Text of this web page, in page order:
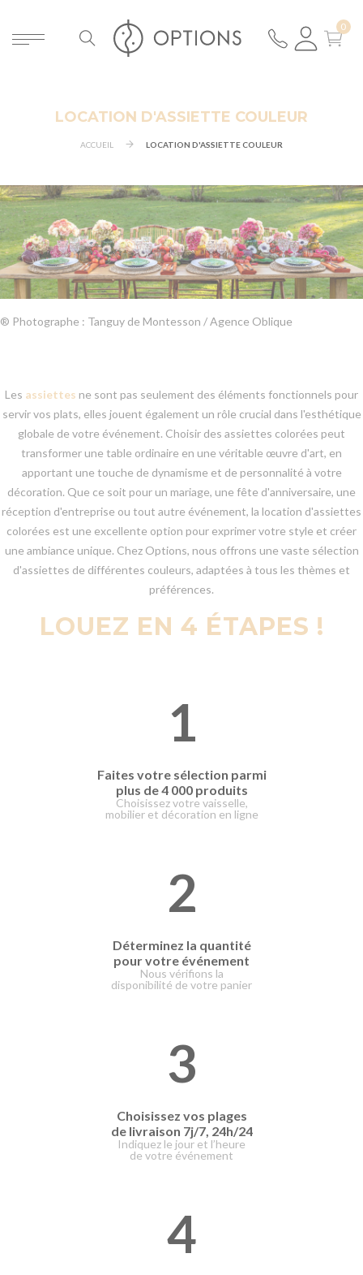
LOCATION D'ASSIETTE COULEUR
ACCUEIL LOCATION D'ASSIETTE COULEUR
® Photographe : Tanguy de Montesson / Agence Oblique
Les assiettes ne sont pas seulement des éléments fonctionnels pour
servir vos plats, elles jouent également un rôle crucial dans l'esthétique
globale de votre événement. Choisir des assiettes colorées peut
transformer une table ordinaire en une véritable œuvre d'art, en
apportant une touche de dynamisme et de personnalité à votre
décoration. Que ce soit pour un mariage, une fête d'anniversaire, une
réception d'entreprise ou tout autre événement, la location d'assiettes
colorées est une excellente option pour exprimer votre style et créer
une ambiance unique. Chez Options, nous offrons une vaste sélection
d'assiettes de différentes couleurs, adaptées à tous les thèmes et
préférences.
LOUEZ EN 4 ÉTAPES !
1
Faites votre sélection parmi
plus de 4 000 produits
Choisissez votre vaisselle,
mobilier et décoration en ligne
2
Déterminez la quantité
pour votre événement
Nous vérifions la
disponibilité de votre panier
3
Choisissez vos plages
de livraison 7j/7, 24h/24
Indiquez le jour et l’heure
de votre événement
4